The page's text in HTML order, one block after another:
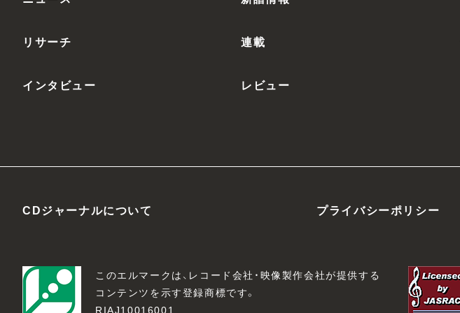
リサーチ 連載
インタビュー レビュー
CDジャーナルについて プライバシーポリシー
このエルマークは、レコード会社・映像製作会社が提供する
コンテンツを示す登録商標です。
RIAJ10016001